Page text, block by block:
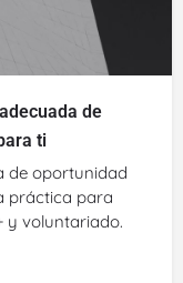
de
ti
de oportunidad
práctica para
y voluntariado.